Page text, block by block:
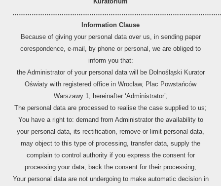
PRZYDATNE NARZĘDZIA
Information Clause
Because of giving your personal data over us, in sending paper
corespondence, e-mail, by phone or personal, we are obliged to
inform you that:
the Administrator of your personal data will be Dolnośląski Kurator
Oświaty with registered office in Wrocław, Plac Powstańców
Warszawy 1, hereinafter ‘Administrator’;
The personal data are processed to realise the case supplied to us;
You have a right to: demand from Administrator the availability to
your personal data, its rectification, remove or limit personal data,
may object to this type of processing, transfer data, supply the
complain to control authority if you express the consent for
processing your data, back the consent for their processing;
Your personal data are not undergoing to make automatic decision in